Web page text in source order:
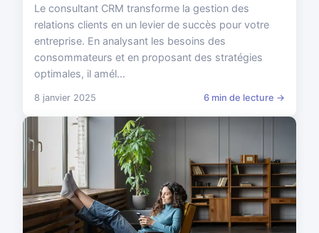
Le consultant CRM transforme la gestion des
relations clients en un levier de succès pour votre
entreprise. En analysant les besoins des
consommateurs et en proposant des stratégies
optimales, il amél...
8 janvier 2025 6 min de lecture →